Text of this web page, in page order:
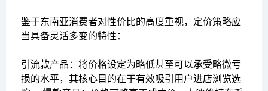
鉴于东南亚消费者对性价比的高度重视，定价策略应
当具备灵活多变的特性：
引流款产品：将价格设定为略低甚至可以承受略微亏
损的水平，其核心目的在于有效吸引用户进店浏览选